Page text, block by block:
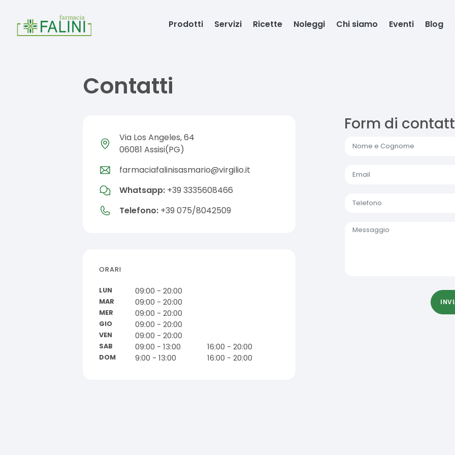
Prodotti Servizi Ricette Noleggi Chi siamo Eventi Blog
Contatti
Via Los Angeles, 64
06081 Assisi(PG)
farmaciafalinisasmario@virgilio.it
Whatsapp: +39 3335608466
Telefono: +39 075/8042509
ORARI
LUN 09:00 - 20:00
MAR 09:00 - 20:00
MER 09:00 - 20:00
GIO 09:00 - 20:00
VEN 09:00 - 20:00
SAB 09:00 - 13:00 16:00 - 20:00
DOM 9:00 - 13:00 16:00 - 20:00
Form di